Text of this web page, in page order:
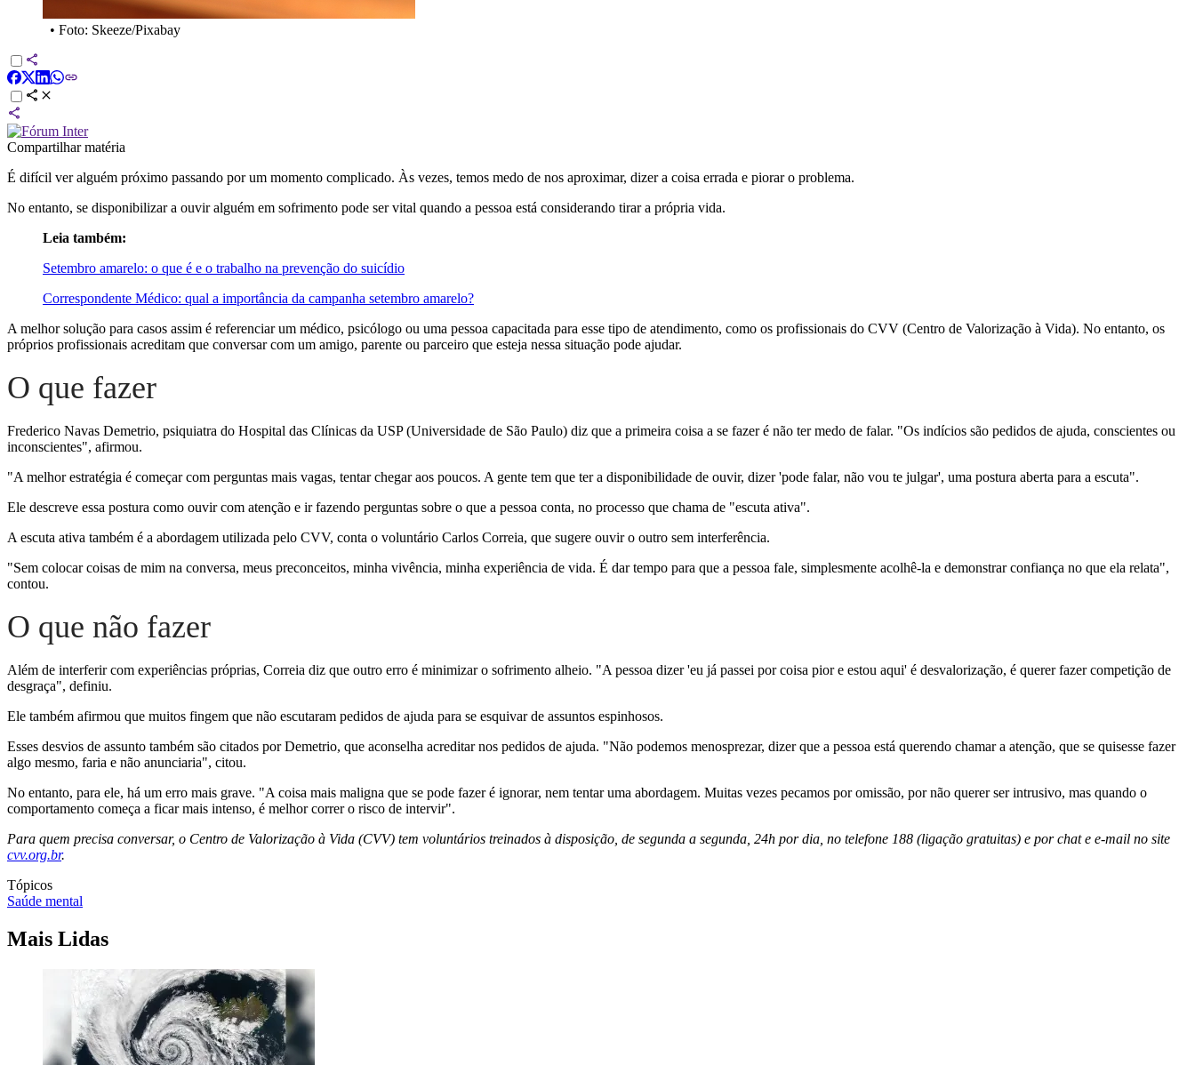
• Foto: Skeeze/Pixabay
Compartilhar matéria
É difícil ver alguém próximo passando por um momento complicado. Às vezes, temos medo de nos aproximar, dizer a coisa errada e piorar o problema.
No entanto, se disponibilizar a ouvir alguém em sofrimento pode ser vital quando a pessoa está considerando tirar a própria vida.
Leia também:
Setembro amarelo: o que é e o trabalho na prevenção do suicídio
Correspondente Médico: qual a importância da campanha setembro amarelo?
A melhor solução para casos assim é referenciar um médico, psicólogo ou uma pessoa capacitada para esse tipo de atendimento, como os profissionais do CVV (Centro de Valorização à Vida). No entanto, os
próprios profissionais acreditam que conversar com um amigo, parente ou parceiro que esteja nessa situação pode ajudar.
O que fazer
Frederico Navas Demetrio, psiquiatra do Hospital das Clínicas da USP (Universidade de São Paulo) diz que a primeira coisa a se fazer é não ter medo de falar. "Os indícios são pedidos de ajuda, conscientes ou
inconscientes", afirmou.
"A melhor estratégia é começar com perguntas mais vagas, tentar chegar aos poucos. A gente tem que ter a disponibilidade de ouvir, dizer 'pode falar, não vou te julgar', uma postura aberta para a escuta".
Ele descreve essa postura como ouvir com atenção e ir fazendo perguntas sobre o que a pessoa conta, no processo que chama de "escuta ativa".
A escuta ativa também é a abordagem utilizada pelo CVV, conta o voluntário Carlos Correia, que sugere ouvir o outro sem interferência.
"Sem colocar coisas de mim na conversa, meus preconceitos, minha vivência, minha experiência de vida. É dar tempo para que a pessoa fale, simplesmente acolhê-la e demonstrar confiança no que ela relata",
contou.
O que não fazer
Além de interferir com experiências próprias, Correia diz que outro erro é minimizar o sofrimento alheio. "A pessoa dizer 'eu já passei por coisa pior e estou aqui' é desvalorização, é querer fazer competição de
desgraça", definiu.
Ele também afirmou que muitos fingem que não escutaram pedidos de ajuda para se esquivar de assuntos espinhosos.
Esses desvios de assunto também são citados por Demetrio, que aconselha acreditar nos pedidos de ajuda. "Não podemos menosprezar, dizer que a pessoa está querendo chamar a atenção, que se quisesse fazer
algo mesmo, faria e não anunciaria", citou.
No entanto, para ele, há um erro mais grave. "A coisa mais maligna que se pode fazer é ignorar, nem tentar uma abordagem. Muitas vezes pecamos por omissão, por não querer ser intrusivo, mas quando o
comportamento começa a ficar mais intenso, é melhor correr o risco de intervir".
Para quem precisa conversar, o Centro de Valorização à Vida (CVV) tem voluntários treinados à disposição, de segunda a segunda, 24h por dia, no telefone 188 (ligação gratuitas) e por chat e e-mail no site
cvv.org.br.
Tópicos
Saúde mental
Mais Lidas